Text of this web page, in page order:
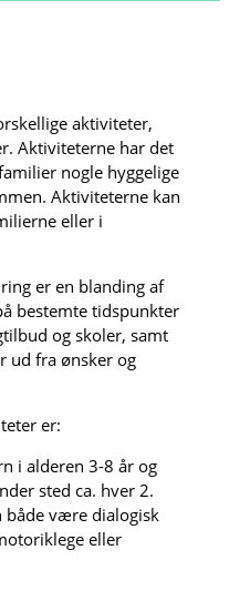
aktiviteter,
Aktiviteterne har det
nogle hyggelige
Aktiviteterne kan
eller i
er en blanding af
bestemte tidspunkter
og skoler, samt
ud fra ønsker og
er:
i alderen 3-8 år og
sted ca. hver 2.
både være dialogisk
eller